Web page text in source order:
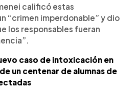
calificó estas
“crimen imperdonable” y dio
los responsables fueran
caso de intoxicación en
un centenar de alumnas de